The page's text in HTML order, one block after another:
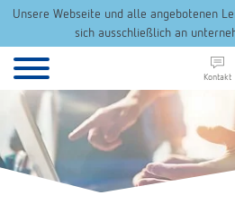
Unsere Webseite und alle angebotenen
sich ausschließlich an
Kontakt